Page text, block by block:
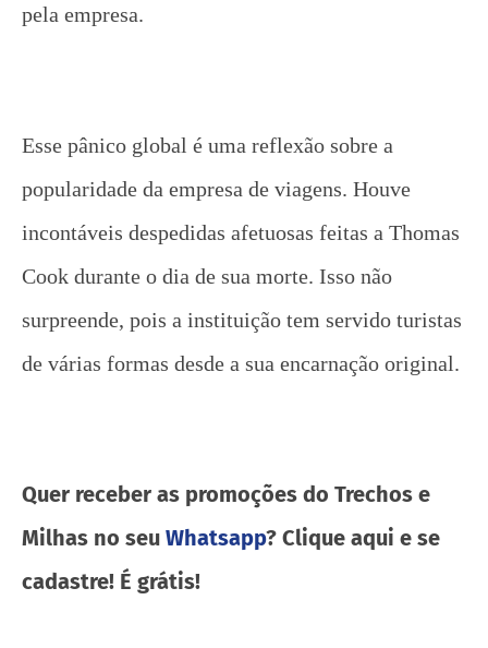
pela empresa.
Esse pânico global é uma reflexão sobre a
popularidade da empresa de viagens. Houve
incontáveis ​​despedidas afetuosas feitas a Thomas
Cook durante o dia de sua morte. Isso não
surpreende, pois a instituição tem servido turistas
de várias formas desde a sua encarnação original.
Quer receber as promoções do Trechos e
Milhas no seu Whatsapp? Clique aqui e se
cadastre! É grátis!